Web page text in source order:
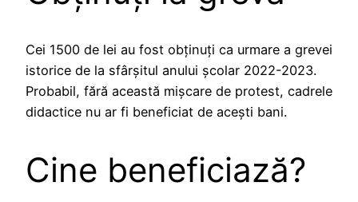
Cei 1500 de lei au fost obținuți ca urmare a grevei
istorice de la sfârșitul anului școlar 2022-2023.
Probabil, fără această mișcare de protest, cadrele
didactice nu ar fi beneficiat de acești bani.
Cine beneficiază?